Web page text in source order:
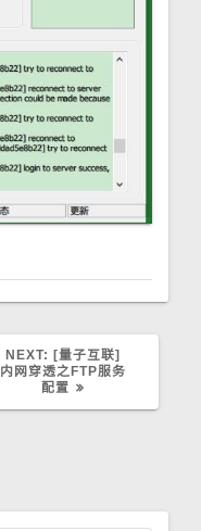
NEXT: N
E
X
[量子互联]
内网穿透之FTP服务
配置